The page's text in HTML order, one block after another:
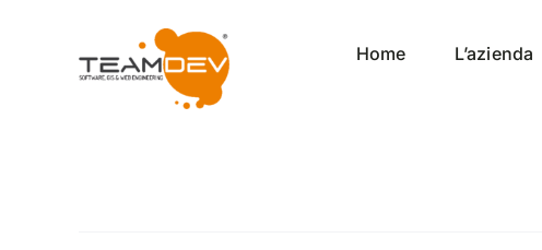
contenuto
Home L’azienda